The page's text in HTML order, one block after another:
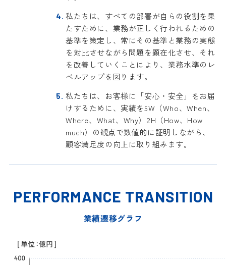
私たちは、すべての部署が自らの役割を果
たすために、業務が正しく行われるための
基準を策定し、常にその基準と業務の実態
を対比させながら問題を顕在化させ、それ
を改善していくことにより、業務水準のレ
ベルアップを図ります。
私たちは、お客様に「安心・安全」をお届
けするために、実績を5W（Who、When、
Where、What、Why）2H（How、How
much）の観点で数値的に証明しながら、
顧客満足度の向上に取り組みます。
PERFORMANCE TRANSITION
業績遷移グラフ